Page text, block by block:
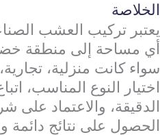
الخلاصة
يعتبر تركيب العشب
أي مساحة إلى منطقة
سواء كانت منزلية،
اختيار النوع المناسب،
الدقيقة، والاعتماد على
الحصول على نتائج دائمة